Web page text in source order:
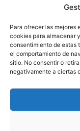
Para ofrecer las mejores
cookies para almacenar
consentimiento de estas
el comportamiento de
sitio. No consentir o
negativamente a ciertas
Avenida Juan